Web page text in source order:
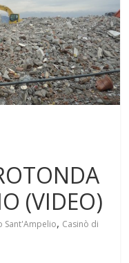
(VIDEO)
Sant'Ampelio, Casinò di